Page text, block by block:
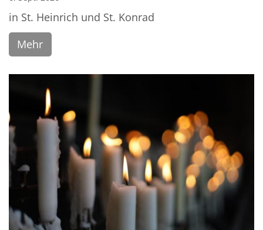
in St. Heinrich und St. Konrad
Mehr